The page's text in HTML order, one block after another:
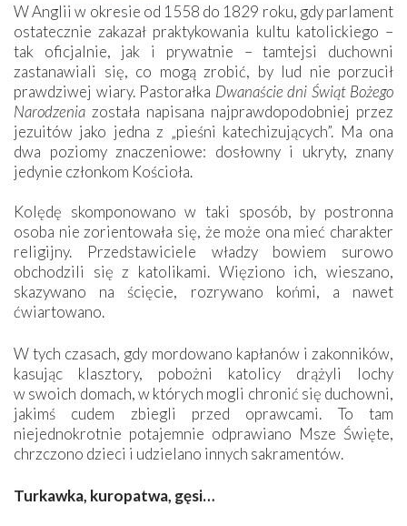
W Anglii w okresie od 1558 do 1829 roku, gdy parlament
ostatecznie zakazał praktykowania kultu katolickiego –
tak oficjalnie, jak i prywatnie – tamtejsi duchowni
zastanawiali się, co mogą zrobić, by lud nie porzucił
prawdziwej wiary. Pastorałka Dwanaście dni Świąt Bożego
Narodzenia została napisana najprawdopodobniej przez
jezuitów jako jedna z „pieśni katechizujących”. Ma ona
dwa poziomy znaczeniowe: dosłowny i ukryty, znany
jedynie członkom Kościoła.
Kolędę skomponowano w taki sposób, by postronna
osoba nie zorientowała się, że może ona mieć charakter
religijny. Przedstawiciele władzy bowiem surowo
obchodzili się z katolikami. Więziono ich, wieszano,
skazywano na ścięcie, rozrywano końmi, a nawet
ćwiartowano.
W tych czasach, gdy mordowano kapłanów i zakonników,
kasując klasztory, pobożni katolicy drążyli lochy
w swoich domach, w których mogli chronić się duchowni,
jakimś cudem zbiegli przed oprawcami. To tam
niejednokrotnie potajemnie odprawiano Msze Święte,
chrzczono dzieci i udzielano innych sakramentów.
Turkawka, kuropatwa, gęsi…